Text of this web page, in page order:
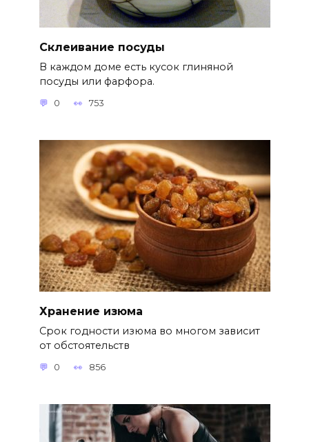
Склеивание посуды
В каждом доме есть кусок глиняной
посуды или фарфора.
0 753
Хранение изюма
Срок годности изюма во многом зависит
от обстоятельств
0 856